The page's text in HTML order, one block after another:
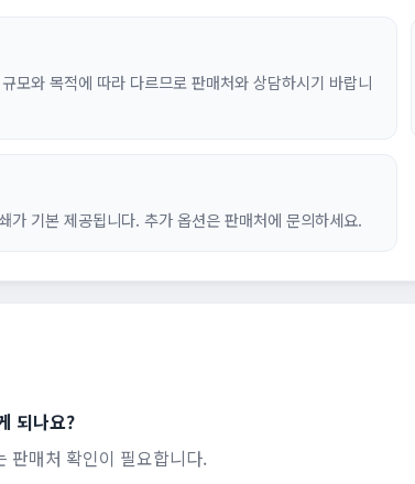
모와 목적에 따라 다르므로 판매처와 상담하시기 바랍니
가 기본 제공됩니다. 추가 옵션은 판매처에 문의하세요.
되나요?
판매처 확인이 필요합니다.